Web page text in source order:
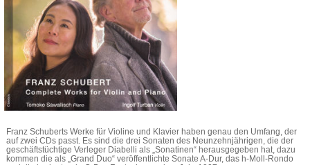
Franz Schuberts Werke für Violine und Klavier haben genau den Umfang, der
auf zwei CDs passt. Es sind die drei Sonaten des Neunzehnjährigen, die der
geschäftstüchtige Verleger Diabelli als „Sonatinen“ herausgegeben hat, dazu
kommen die als „Grand Duo“ veröffentlichte Sonate A-Dur, das h-Moll-Rondo